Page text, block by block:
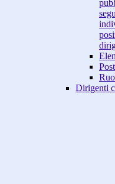
Dirigenti